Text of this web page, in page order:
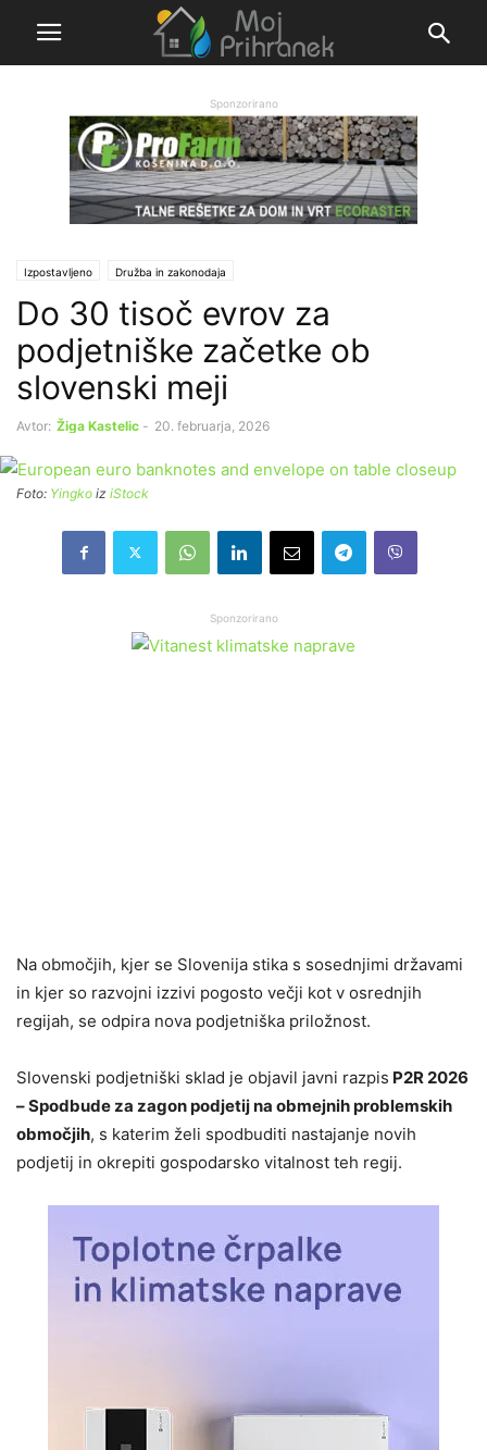
Sponzorirano
Izpostavljeno Družba in zakonodaja
Do 30 tisoč evrov za
podjetniške začetke ob
slovenski meji
Avtor: Žiga Kastelic - 20. februarja, 2026
Foto: Yingko iz iStock
Sponzorirano
Na območjih, kjer se Slovenija stika s sosednjimi državami
in kjer so razvojni izzivi pogosto večji kot v osrednjih
regijah, se odpira nova podjetniška priložnost.
Slovenski podjetniški sklad je objavil javni razpis P2R 2026
– Spodbude za zagon podjetij na obmejnih problemskih
območjih, s katerim želi spodbuditi nastajanje novih
podjetij in okrepiti gospodarsko vitalnost teh regij.